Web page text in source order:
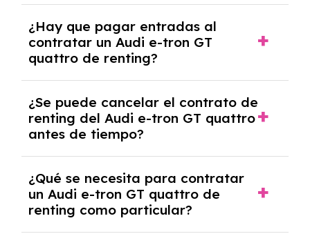
acordado.
tron GT quattro con el seguro a todo riesgo
sin franquicia incluido dentro de las cuotas
mensuales.
¿Hay que pagar entradas al
contratar un Audi e-tron GT
quattro de renting?
tendrás que pagar ningún tipo de entrada
salvo en casos que lo exija el proveedor
debido al resultado del estudio de viabilidad
económica.
¿Se puede cancelar el contrato de
renting del Audi e-tron GT quattro
antes de tiempo?
pero puede haber penalizaciones por
cancelación anticipada. Es importante revisar
las condiciones del contrato y hablar con un
experto que te asesore.
¿Qué se necesita para contratar
un Audi e-tron GT quattro de
renting como particular?